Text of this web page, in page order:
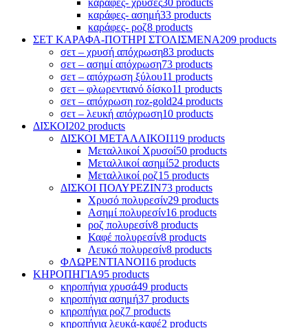
καράφες- ασημή33 products
καράφες- ροζ8 products
ΣΕΤ ΚΑΡΑΦΑ-ΠΟΤΗΡΙ ΣΤΟΛΙΣΜΕΝΑ209 products
σετ – χρυσή απόχρωση83 products
σετ – ασημί απόχρωση73 products
σετ – απόχρωση ξύλου11 products
σετ – φλωρεντιανό δίσκο11 products
σετ – απόχρωση roz-gold24 products
σετ – λευκή απόχρωση10 products
ΔΙΣΚΟΙ202 products
ΔΙΣΚΟΙ ΜΕΤΑΛΛΙΚΟΙ119 products
Μεταλλικοί Χρυσοί50 products
Μεταλλικοί ασημί52 products
Mεταλλικοί ροζ15 products
ΔΙΣΚΟΙ ΠΟΛΥΡΕΖΙΝ73 products
Χρυσό πολυρεσίν29 products
Ασημί πολυρεσίν16 products
ροζ πολυρεσίν8 products
Καφέ πολυρεσίν8 products
Λευκό πολυρεσίν8 products
ΦΛΩΡΕΝΤΙΑΝΟΙ16 products
ΚΗΡΟΠΗΓΙΑ95 products
κηροπήγια χρυσά49 products
κηροπήγια ασημή37 products
κηροπήγια ροζ7 products
κηροπήγια λευκά-καφέ2 products